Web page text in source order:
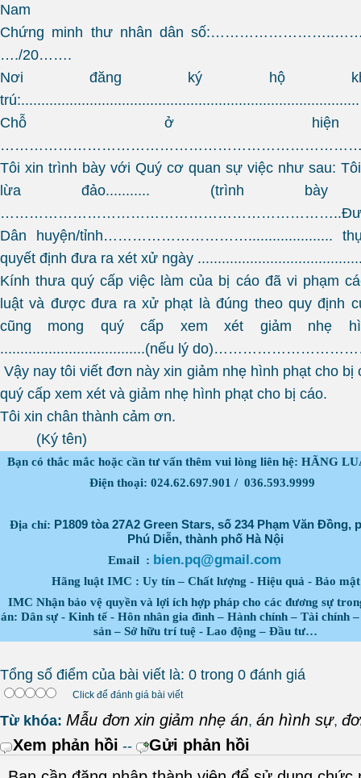
Nam
Chứng minh thư nhân dân
…./20…….
Nơi đăng ký hộ
trú:....................................................................................
Chỗ ở
Tôi xin trình bày với Quý cơ quan sự việc như sau:
lừa đảo........... (trình
Dân huyện/tỉnh………………………….....................
quyết định đưa ra xét xử ngày
Kính thưa quý cấp việc làm của bị cáo đã vi phạm
luật và được đưa ra xử phạt là đúng theo quy định
cũng mong quý cấp xem xét giảm nhẹ
....................................(nếu lý do)
Vậy nay tôi viết đơn này xin giảm nhẹ hình phạt cho bị
quý cấp xem xét và giảm nhẹ hình phạt cho bị cáo.
Tôi xin chân thành cảm ơn.
(Ký tên)
Bạn có thắc mắc hoặc cần tư vấn thêm vui lòng liên hệ: HÃNG
Điện thoại: 024.62.697.901 / 036.593.9999
Địa chỉ: P1809 tòa 27A2 Green Stars, số 234 Phạm Văn Đồng,
Phú Diễn, thành phố Hà Nội
Email : bien.pq@gmail.com
Hãng luật IMC : Uy tín – Chất lượng - Hiệu quả - Bảo mật
IMC Nhận bảo vệ quyền và lợi ích hợp pháp cho các đương sự
án: Dân sự - Kinh tế - Hôn nhân gia đình – Hành chính – Tài chính
sản – Sở hữu trí tuệ - Lao động – Đầu tư…
Tổng số điểm của bài viết là: 0 trong 0 đánh giá
Click để đánh giá bài viết
Từ khóa: Mẫu đơn xin giảm nhẹ án, án hình sự,
Xem phản hồi --
Gửi phản hồi